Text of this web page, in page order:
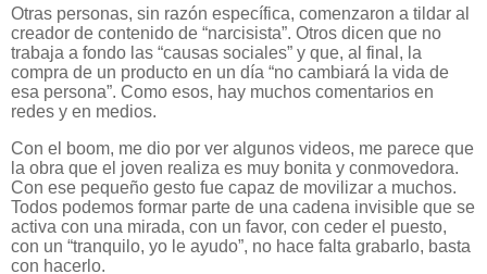
Otras personas, sin razón específica, comenzaron a tildar al
creador de contenido de “narcisista”. Otros dicen que no
trabaja a fondo las “causas sociales” y que, al final, la
compra de un producto en un día “no cambiará la vida de
esa persona”. Como esos, hay muchos comentarios en
redes y en medios.
Con el boom, me dio por ver algunos videos, me parece que
la obra que el joven realiza es muy bonita y conmovedora.
Con ese pequeño gesto fue capaz de movilizar a muchos.
Todos podemos formar parte de una cadena invisible que se
activa con una mirada, con un favor, con ceder el puesto,
con un “tranquilo, yo le ayudo”, no hace falta grabarlo, basta
con hacerlo.